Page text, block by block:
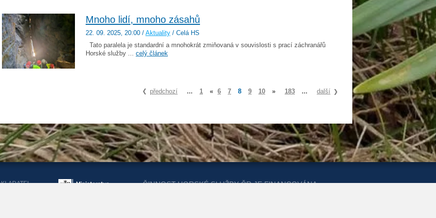
Mnoho lidí, mnoho zásahů
22. 09. 2025, 20:00 / Aktuality / Celá HS
Tato paralela je standardní a mnohokrát zmiňovaná v souvislosti s prací záchranářů
Horské služby ... celý článek
předchozí ... 1 « 6 7 8 9 10 » 183 ... další
ČINNOST HORSKÉ SLUŽBY ČR JE FINANCOVÁNA